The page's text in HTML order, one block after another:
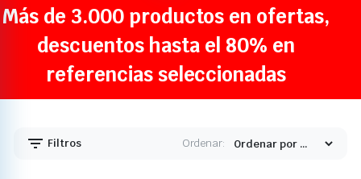
Más de 3.000 productos en ofertas,
descuentos hasta el 80% en
referencias seleccionadas
Filtros Ordenar: